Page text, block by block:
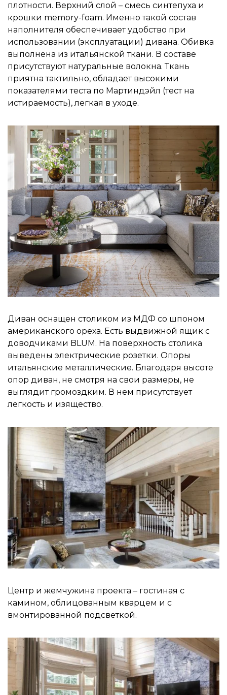
плотности. Верхний слой – смесь синтепуха и
крошки memory-foam. Именно такой состав
наполнителя обеспечивает удобство при
использовании (эксплуатации) дивана. Обивка
выполнена из итальянской ткани. В составе
присутствуют натуральные волокна. Ткань
приятна тактильно, обладает высокими
показателями теста по Мартиндэйл (тест на
истираемость), легкая в уходе.
Диван оснащен столиком из МДФ со шпоном
американского ореха. Есть выдвижной ящик с
доводчиками BLUM. На поверхность столика
выведены электрические розетки. Опоры
итальянские металлические. Благодаря высоте
опор диван, не смотря на свои размеры, не
выглядит громоздким. В нем присутствует
легкость и изящество.
Центр и жемчужина проекта – гостиная с
камином, облицованным кварцем и с
вмонтированной подсветкой.